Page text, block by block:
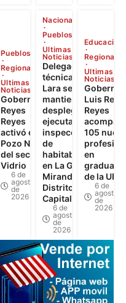
Pueblos
Regional
Ultimas
Noticias
Gobernador
Reyes
Reyes
activó el
Pozo N°3
del sector El
Vidrio
6 de
agosto
de
2026
Nacional
Pueblos
Ultimas
Noticias
Delegación
técnica de
Lara se
mantiene
desplegada y
ejecuta 622
inspecciones
de
habitabilidad
en La Guaira,
Miranda y
Distrito
Capital
6 de
agosto
de
2026
Educación
Regional
Ultimas
Noticias
Luis
Reyes
105
en
de la
6 de
agosto
de
2026